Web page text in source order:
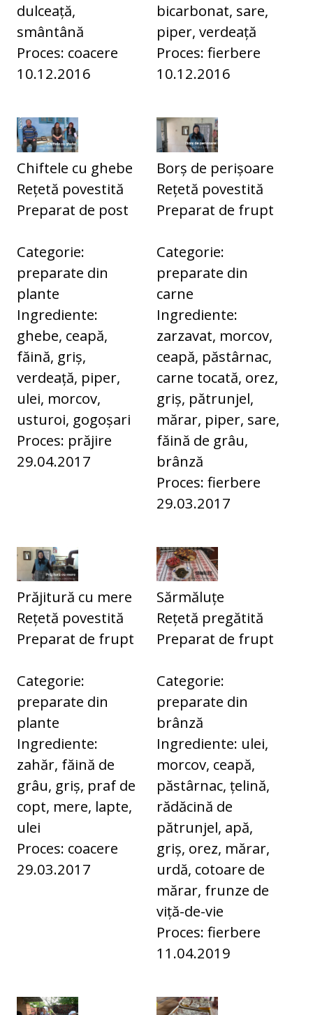
dulceață,
smântână
Proces: coacere
10.12.2016
bicarbonat, sare,
piper, verdeață
Proces: fierbere
10.12.2016
Chiftele cu ghebe
Rețetă povestită
Preparat de post
Categorie:
preparate din
plante
Ingrediente:
ghebe, ceapă,
făină, griș,
verdeață, piper,
ulei, morcov,
usturoi, gogoșari
Proces: prăjire
29.04.2017
Borș de perișoare
Rețetă povestită
Preparat de frupt
Categorie:
preparate din
carne
Ingrediente:
zarzavat, morcov,
ceapă, păstârnac,
carne tocată, orez,
griș, pătrunjel,
mărar, piper, sare,
făină de grâu,
brânză
Proces: fierbere
29.03.2017
Prăjitură cu mere
Rețetă povestită
Preparat de frupt
Categorie:
preparate din
plante
Ingrediente:
zahăr, făină de
grâu, griș, praf de
copt, mere, lapte,
ulei
Proces: coacere
29.03.2017
Sărmăluțe
Rețetă pregătită
Preparat de frupt
Categorie:
preparate din
brânză
Ingrediente: ulei,
morcov, ceapă,
păstârnac, țelină,
rădăcină de
pătrunjel, apă,
griș, orez, mărar,
urdă, cotoare de
mărar, frunze de
viță-de-vie
Proces: fierbere
11.04.2019